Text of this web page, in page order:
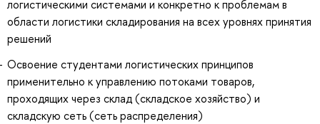
логистическими системами и конкретно к проблемам в
области логистики складирования на всех уровнях принятия
решений
Освоение студентами логистических принципов
применительно к управлению потоками товаров,
проходящих через склад (складское хозяйство) и
складскую сеть (сеть распределения)